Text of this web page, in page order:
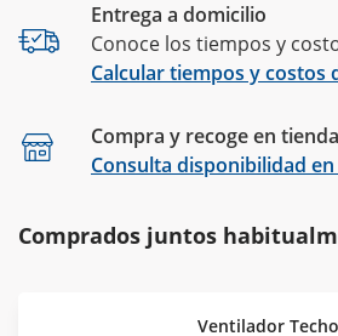
Entrega a domicilio
Conoce los tiempos y
Calcular tiempos y costos
Compra y recoge en tienda
Consulta disponibilidad
Comprados juntos
Ventilador